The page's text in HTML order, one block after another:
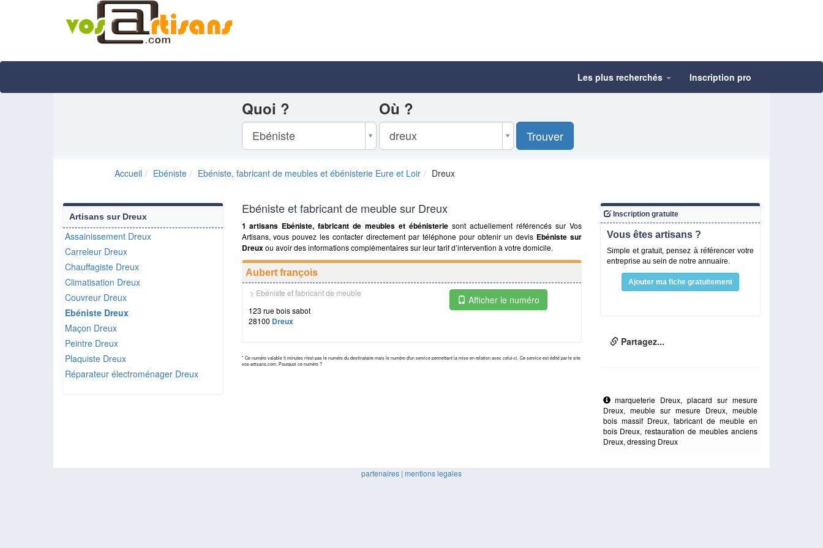
Les plus recherchés Inscription pro
Quoi ?
Ebéniste
Où ?
dreux Trouver
Accueil Ebéniste Ebéniste, fabricant de meubles et ébénisterie Eure et Loir Dreux
Artisans sur Dreux
Assainissement Dreux
Carreleur Dreux
Chauffagiste Dreux
Climatisation Dreux
Couvreur Dreux
Ebéniste Dreux
Maçon Dreux
Peintre Dreux
Plaquiste Dreux
Réparateur électroménager Dreux
Ebéniste et fabricant de meuble sur Dreux
1 artisans Ebéniste, fabricant de meubles et ébénisteriesont actuellement référencés sur Vos
Artisans, vous pouvez les contacter directement par téléphone pour obtenir un devis Ebéniste sur
Dreuxou avoir des informations complémentaires sur leur tarif d’intervention à votre domicile.
Aubert françois
> Ebéniste et fabricant de meuble
123 rue bois sabot
28100 Dreux
Afficher le numéro
* Ce numéro valable 5 minutes n'est pas le numéro du destinataire mais le numéro d'un service permettant la mise en relation avec celui-ci. Ce service est édité par le site
vos-artisans.com. Pourquoi ce numéro ?
Inscription gratuite
Vous êtes artisans ?
Simple et gratuit, pensez à référencer votre
entreprise au sein de notre annuaire.
Ajouter ma fiche gratuitement
Partagez...
marqueterie Dreux, placard sur mesure
Dreux, meuble sur mesure Dreux, meuble
bois massif Dreux, fabricant de meuble en
bois Dreux, restauration de meubles anciens
Dreux, dressing Dreux
partenaires | mentions legales